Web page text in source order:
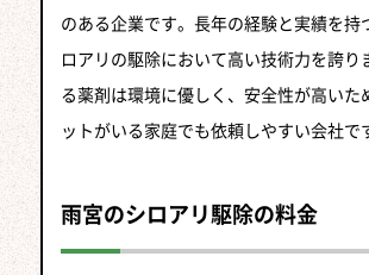
のある企業です。長年の経験と実績を持
ロアリの駆除において高い技術力を誇り
る薬剤は環境に優しく、安全性が高いた
ットがいる家庭でも依頼しやすい会社で
雨宮のシロアリ駆除の料金